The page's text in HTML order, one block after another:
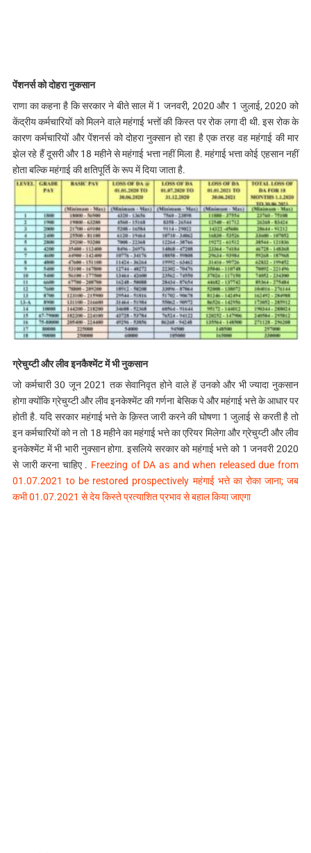
पेंशनर्स को दोहरा नुकसान
राणा का कहना है कि सरकार ने बीते साल में 1 जनवरी, 2020 और 1 जुलाई, 2020 को
केंद्रीय कर्मचारियों को मिलने वाले महंगाई भत्तों की किस्त पर रोक लगा दी थी. इस रोक के
कारण कर्मचारियों और पेंशनर्स को दोहरा नुक्सान हो रहा है एक तरह वह महंगाई की मार
झेल रहे हैं दूसरी और 18 महीने से महंगाई भत्ता नहीं मिला है. महंगाई भत्ता कोई एहसान नहीं
होता बल्कि महंगाई की क्षतिपूर्ति के रूप में दिया जाता है.
ग्रेचुय्टी और लीव इनकैश्मेंट में भी नुकसान
जो कर्मचारी 30 जून 2021 तक सेवानिवृत होने वाले हें उनको और भी ज्यादा नुकसान
होगा क्योंकि ग्रेचुय्टी और लीव इनकेश्मेंट की गर्णना बेसिक पे और महंगाई भत्ते के आधार पर
होती है. यदि सरकार महंगाई भत्ते के क़िस्त जारी करने की घोषणा 1 जुलाई से करती है तो
इन कर्मचारियों को न तो 18 महीने का महंगाई भत्ते का एरियर मिलेगा और ग्रेचुय्टी और लीव
इनकेश्मेंट में भी भारी नुक्सान होगा. इसलिये सरकार को महंगाई भत्ते को 1 जनवरी 2020
से जारी करना चाहिए . Freezing of DA as and when released due from
01.07.2021 to be restored prospectively महंगाई भत्ते का रोका जाना; जब
कभी 01.07.2021 से देय किस्ते प्रत्याशित प्रभाव से बहाल किया जाएगा